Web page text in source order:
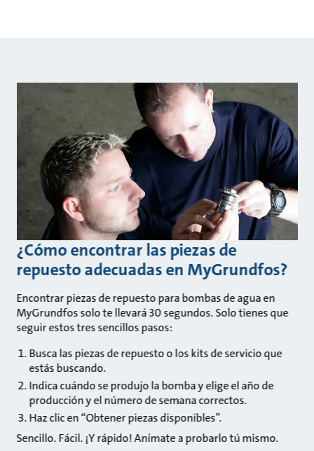
¿Cómo encontrar las piezas de
repuesto adecuadas en MyGrundfos?
Encontrar piezas de repuesto para bombas de agua en
MyGrundfos solo te llevará 30 segundos. Solo tienes que
seguir estos tres sencillos pasos:
Busca las piezas de repuesto o los kits de servicio que
estás buscando.
Indica cuándo se produjo la bomba y elige el año de
producción y el número de semana correctos.
Haz clic en “Obtener piezas disponibles”.
Sencillo. Fácil. ¡Y rápido! Anímate a probarlo tú mismo.